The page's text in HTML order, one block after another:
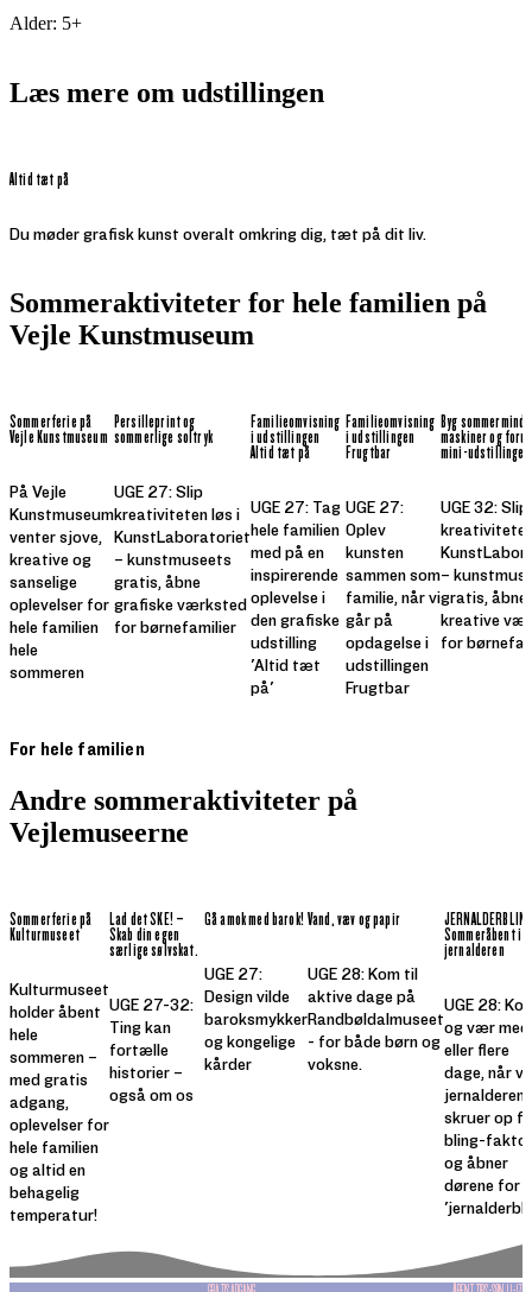
Alder: 5+
Læs mere om udstillingen
Altid tæt på
Du møder grafisk kunst overalt omkring dig, tæt på dit liv.
Sommeraktiviteter for hele familien på
Vejle Kunstmuseum
Sommerferie på
Vejle Kunstmuseum
På Vejle
Kunstmuseum
venter sjove,
kreative og
sanselige
oplevelser for
hele familien
hele
sommeren
Persilleprint og
sommerlige soltryk
UGE 27: Slip
kreativiteten løs i
KunstLaboratoriet
– kunstmuseets
gratis, åbne
grafiske værksted
for børnefamilier
Familieomvisning
i udstillingen
Altid tæt på
UGE 27: Tag
hele familien
med på en
inspirerende
oplevelse i
den grafiske
udstilling
'Altid tæt
på'
Familieomvisning
i udstillingen
Frugtbar
UGE 27:
Oplev
kunsten
sammen som
familie, når vi
går på
opdagelse i
udstillingen
Frugtbar
Byg
maskiner og
mini-udstillinger
UGE 32: Slip
–
gratis, åbne
kreative
for
For hele familien
Andre sommeraktiviteter på
Vejlemuseerne
Sommerferie på
Kulturmuseet
Kulturmuseet
holder åbent
hele
sommeren –
med gratis
adgang,
oplevelser for
hele familien
og altid en
behagelig
temperatur!
Lad det SKE! –
Skab din egen
særlige sølvskat.
UGE 27-32:
Ting kan
fortælle
historier –
også om os
Gå amok med barok!
UGE 27:
Design vilde
baroksmykker
og kongelige
kårder
Vand, væv og papir
UGE 28: Kom til
aktive dage på
Randbøldalmuseet
- for både børn og
voksne.
Sommeråbent i
jernalderen
UGE 28:
og vær med
eller flere
dage, når vi
jernalderen
skruer op
bling-
og åbner
dørene for